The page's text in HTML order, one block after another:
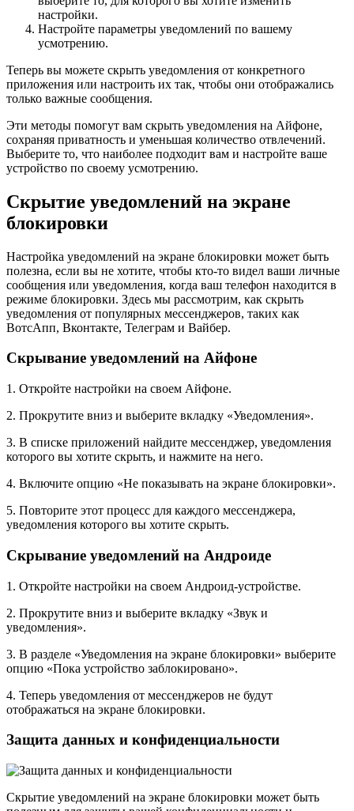
настройки.
Настройте параметры уведомлений по вашему
усмотрению.
Теперь вы можете скрыть уведомления от конкретного
приложения или настроить их так, чтобы они отображались
только важные сообщения.
Эти методы помогут вам скрыть уведомления на Айфоне,
сохраняя приватность и уменьшая количество отвлечений.
Выберите то, что наиболее подходит вам и настройте ваше
устройство по своему усмотрению.
Скрытие уведомлений на экране
блокировки
Настройка уведомлений на экране блокировки может быть
полезна, если вы не хотите, чтобы кто-то видел ваши личные
сообщения или уведомления, когда ваш телефон находится в
режиме блокировки. Здесь мы рассмотрим, как скрыть
уведомления от популярных мессенджеров, таких как
ВотсАпп, Вконтакте, Телеграм и Вайбер.
Скрывание уведомлений на Айфоне
1. Откройте настройки на своем Айфоне.
2. Прокрутите вниз и выберите вкладку «Уведомления».
3. В списке приложений найдите мессенджер, уведомления
которого вы хотите скрыть, и нажмите на него.
4. Включите опцию «Не показывать на экране блокировки».
5. Повторите этот процесс для каждого мессенджера,
уведомления которого вы хотите скрыть.
Скрывание уведомлений на Андроиде
1. Откройте настройки на своем Андроид-устройстве.
2. Прокрутите вниз и выберите вкладку «Звук и
уведомления».
3. В разделе «Уведомления на экране блокировки» выберите
опцию «Пока устройство заблокировано».
4. Теперь уведомления от мессенджеров не будут
отображаться на экране блокировки.
Защита данных и конфиденциальности
Скрытие уведомлений на экране блокировки может быть